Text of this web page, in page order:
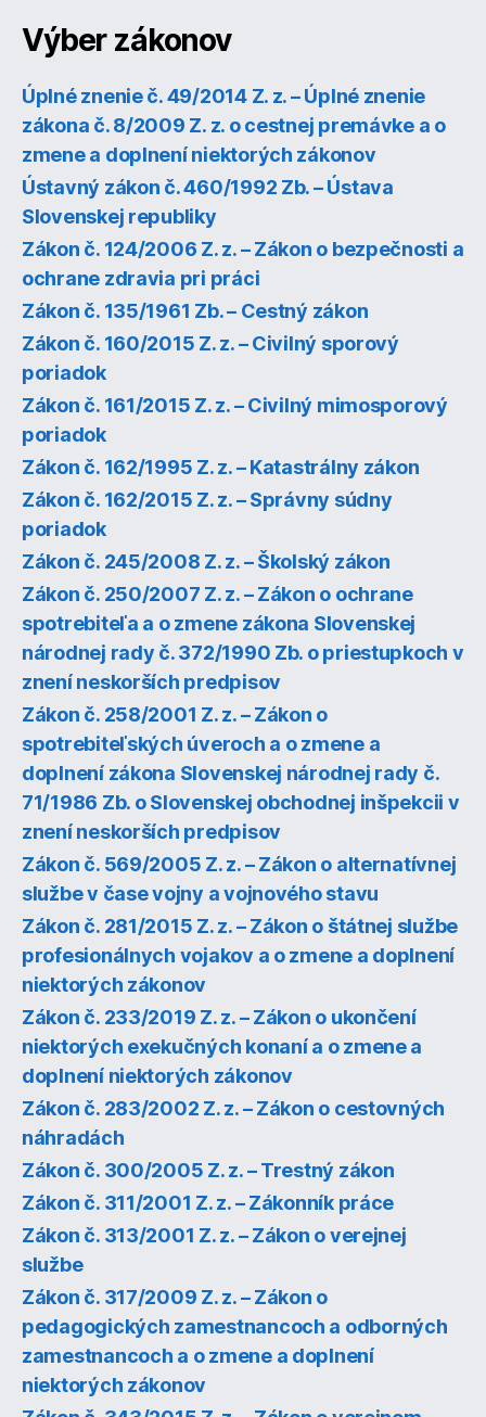
Výber zákonov
Úplné znenie č. 49/2014 Z. z. – Úplné znenie
zákona č. 8/2009 Z. z. o cestnej premávke a o
zmene a doplnení niektorých zákonov
Ústavný zákon č. 460/1992 Zb. – Ústava
Slovenskej republiky
Zákon č. 124/2006 Z. z. – Zákon o bezpečnosti a
ochrane zdravia pri práci
Zákon č. 135/1961 Zb. – Cestný zákon
Zákon č. 160/2015 Z. z. – Civilný sporový
poriadok
Zákon č. 161/2015 Z. z. – Civilný mimosporový
poriadok
Zákon č. 162/1995 Z. z. – Katastrálny zákon
Zákon č. 162/2015 Z. z. – Správny súdny
poriadok
Zákon č. 245/2008 Z. z. – Školský zákon
Zákon č. 250/2007 Z. z. – Zákon o ochrane
spotrebiteľa a o zmene zákona Slovenskej
národnej rady č. 372/1990 Zb. o priestupkoch v
znení neskorších predpisov
Zákon č. 258/2001 Z. z. – Zákon o
spotrebiteľských úveroch a o zmene a
doplnení zákona Slovenskej národnej rady č.
71/1986 Zb. o Slovenskej obchodnej inšpekcii v
znení neskorších predpisov
Zákon č. 569/2005 Z. z. – Zákon o alternatívnej
službe v čase vojny a vojnového stavu
Zákon č. 281/2015 Z. z. – Zákon o štátnej službe
profesionálnych vojakov a o zmene a doplnení
niektorých zákonov
Zákon č. 233/2019 Z. z. – Zákon o ukončení
niektorých exekučných konaní a o zmene a
doplnení niektorých zákonov
Zákon č. 283/2002 Z. z. – Zákon o cestovných
náhradách
Zákon č. 300/2005 Z. z. – Trestný zákon
Zákon č. 311/2001 Z. z. – Zákonník práce
Zákon č. 313/2001 Z. z. – Zákon o verejnej
službe
Zákon č. 317/2009 Z. z. – Zákon o
pedagogických zamestnancoch a odborných
zamestnancoch a o zmene a doplnení
niektorých zákonov